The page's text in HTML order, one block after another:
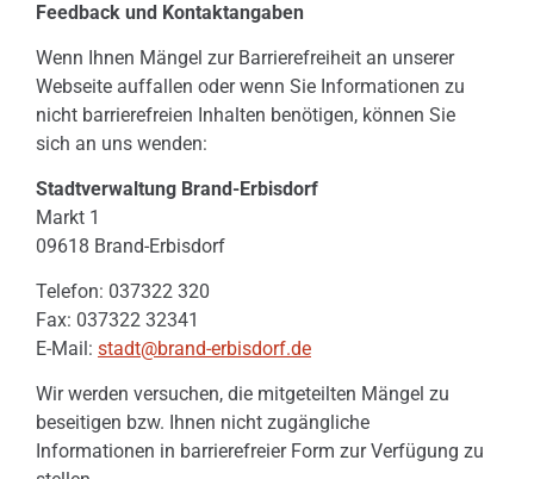
Feedback und Kontaktangaben
Wenn Ihnen Mängel zur Barrierefreiheit an unserer
Webseite auffallen oder wenn Sie Informationen zu
nicht barrierefreien Inhalten benötigen, können Sie
sich an uns wenden:
Stadtverwaltung Brand-Erbisdorf
Markt 1
09618 Brand-Erbisdorf
Telefon: 037322 320
Fax: 037322 32341
E-Mail: stadt@brand-erbisdorf.de
Wir werden versuchen, die mitgeteilten Mängel zu
beseitigen bzw. Ihnen nicht zugängliche
Informationen in barrierefreier Form zur Verfügung zu